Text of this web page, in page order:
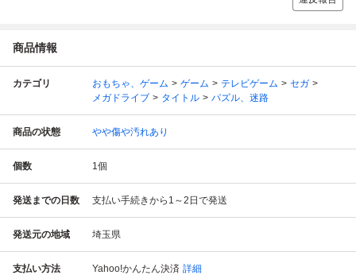
商品情報
カテゴリ おもちゃ、ゲーム ゲーム テレビゲーム
セガ
メガドライブ
タイトル パズル、迷路
商品の状態 やや傷や汚れあり
個数 1個
発送までの日数 支払い手続きから1～2日で発送
発送元の地域 埼玉県
支払い方法 Yahoo!かんたん決済 詳細